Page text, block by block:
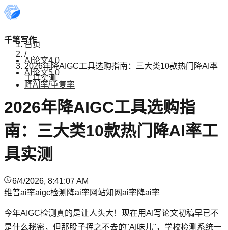
千笔写作
AI论文4.0
AI论文5.0
降AI率/重复率
首页
/
2026年降AIGC工具选购指南：三大类10款热门降AI率
工具实测
2026年降AIGC工具选购指
南：三大类10款热门降AI率工
具实测
6/4/2026, 8:41:07 AM
维普ai率aigc检测 降ai率网站知网ai率降ai率
今年AIGC检测真的是让人头大！现在用AI写论文初稿早已不
是什么秘密，但那股子挥之不去的"AI味儿"，学校检测系统一